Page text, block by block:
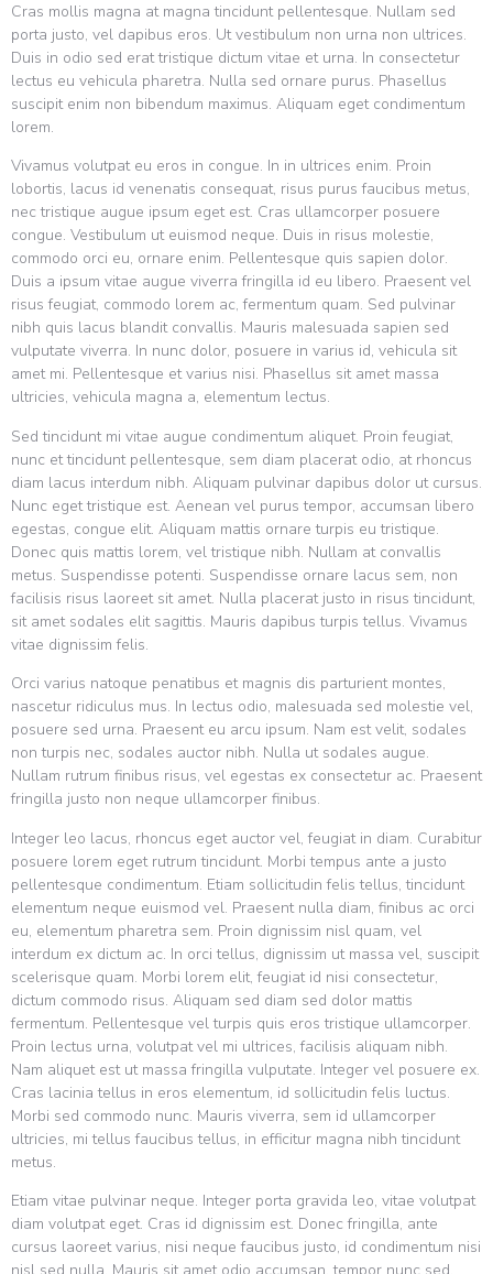
Cras mollis magna at magna tincidunt pellentesque. Nullam sed
porta justo, vel dapibus eros. Ut vestibulum non urna non ultrices.
Duis in odio sed erat tristique dictum vitae et urna. In consectetur
lectus eu vehicula pharetra. Nulla sed ornare purus. Phasellus
suscipit enim non bibendum maximus. Aliquam eget condimentum
lorem.
Vivamus volutpat eu eros in congue. In in ultrices enim. Proin
lobortis, lacus id venenatis consequat, risus purus faucibus metus,
nec tristique augue ipsum eget est. Cras ullamcorper posuere
congue. Vestibulum ut euismod neque. Duis in risus molestie,
commodo orci eu, ornare enim. Pellentesque quis sapien dolor.
Duis a ipsum vitae augue viverra fringilla id eu libero. Praesent vel
risus feugiat, commodo lorem ac, fermentum quam. Sed pulvinar
nibh quis lacus blandit convallis. Mauris malesuada sapien sed
vulputate viverra. In nunc dolor, posuere in varius id, vehicula sit
amet mi. Pellentesque et varius nisi. Phasellus sit amet massa
ultricies, vehicula magna a, elementum lectus.
Sed tincidunt mi vitae augue condimentum aliquet. Proin feugiat,
nunc et tincidunt pellentesque, sem diam placerat odio, at rhoncus
diam lacus interdum nibh. Aliquam pulvinar dapibus dolor ut cursus.
Nunc eget tristique est. Aenean vel purus tempor, accumsan libero
egestas, congue elit. Aliquam mattis ornare turpis eu tristique.
Donec quis mattis lorem, vel tristique nibh. Nullam at convallis
metus. Suspendisse potenti. Suspendisse ornare lacus sem, non
facilisis risus laoreet sit amet. Nulla placerat justo in risus tincidunt,
sit amet sodales elit sagittis. Mauris dapibus turpis tellus. Vivamus
vitae dignissim felis.
Orci varius natoque penatibus et magnis dis parturient montes,
nascetur ridiculus mus. In lectus odio, malesuada sed molestie vel,
posuere sed urna. Praesent eu arcu ipsum. Nam est velit, sodales
non turpis nec, sodales auctor nibh. Nulla ut sodales augue.
Nullam rutrum finibus risus, vel egestas ex consectetur ac. Praesent
fringilla justo non neque ullamcorper finibus.
Integer leo lacus, rhoncus eget auctor vel, feugiat in diam. Curabitur
posuere lorem eget rutrum tincidunt. Morbi tempus ante a justo
pellentesque condimentum. Etiam sollicitudin felis tellus, tincidunt
elementum neque euismod vel. Praesent nulla diam, finibus ac orci
eu, elementum pharetra sem. Proin dignissim nisl quam, vel
interdum ex dictum ac. In orci tellus, dignissim ut massa vel, suscipit
scelerisque quam. Morbi lorem elit, feugiat id nisi consectetur,
dictum commodo risus. Aliquam sed diam sed dolor mattis
fermentum. Pellentesque vel turpis quis eros tristique ullamcorper.
Proin lectus urna, volutpat vel mi ultrices, facilisis aliquam nibh.
Nam aliquet est ut massa fringilla vulputate. Integer vel posuere ex.
Cras lacinia tellus in eros elementum, id sollicitudin felis luctus.
Morbi sed commodo nunc. Mauris viverra, sem id ullamcorper
ultricies, mi tellus faucibus tellus, in efficitur magna nibh tincidunt
metus.
Etiam vitae pulvinar neque. Integer porta gravida leo, vitae volutpat
diam volutpat eget. Cras id dignissim est. Donec fringilla, ante
cursus laoreet varius, nisi neque faucibus justo, id condimentum nisi